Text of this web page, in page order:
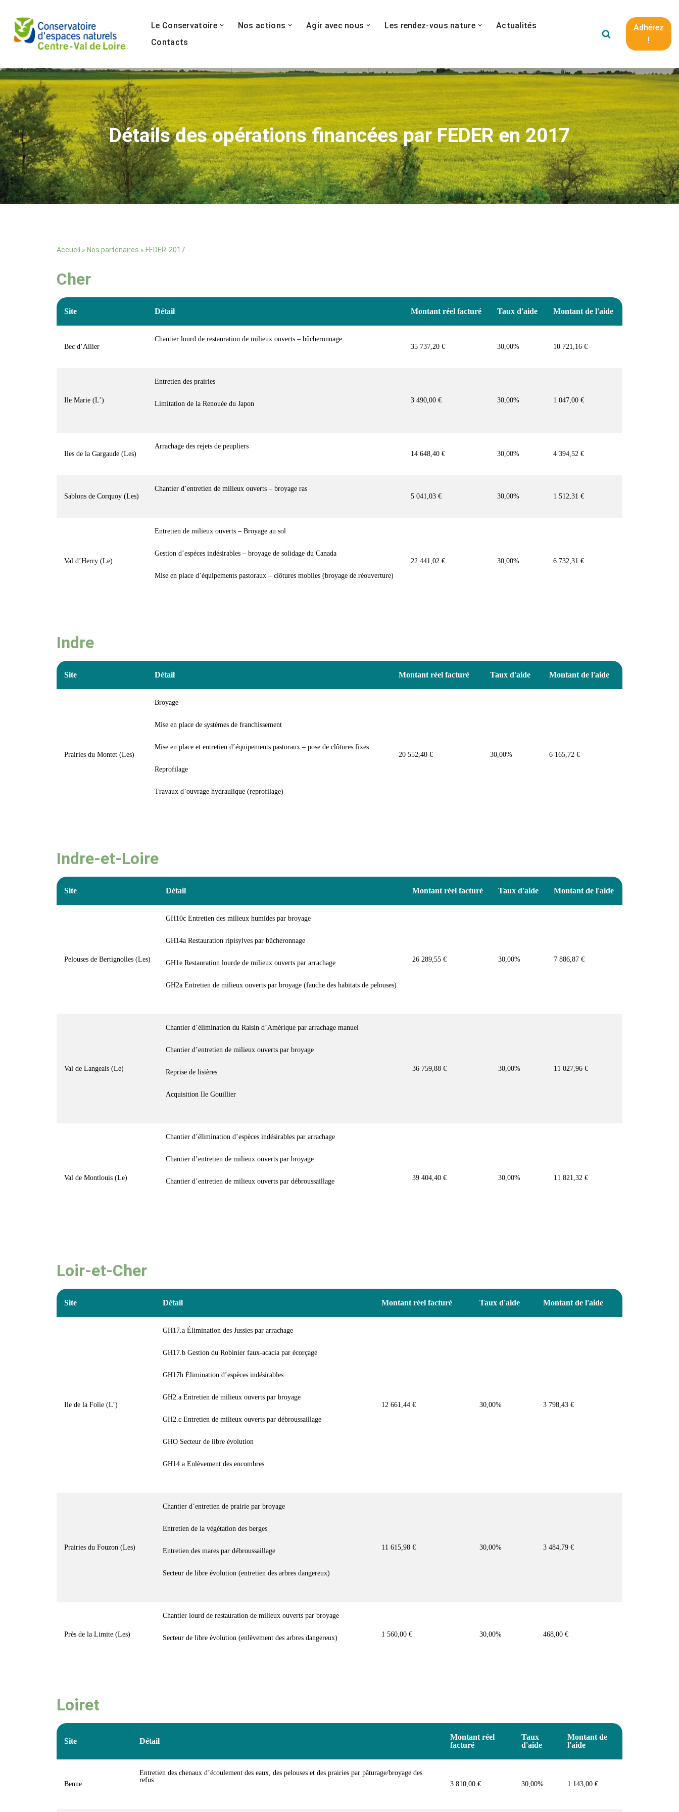
e
r
a
u
c
o
n
t
e
n
u
Le Conservatoire Nos actions Agir avec nous Les rendez-vous nature
Actualités
Contacts
Adhérez
!
Détails des opérations financées par FEDER en 2017
Accueil » Nos partenaires » FEDER-2017
Cher
Site Détail Montant réel facturé Taux d'aide Montant de l'aide
Bec d’Allier
Chantier lourd de restauration de milieux ouverts – bûcheronnage
35 737,20 €
30,00% 10 721,16 €
Ile Marie (L’)
Entretien des prairies
Limitation de la Renouée du Japon 3 490,00 € 30,00% 1 047,00 €
Iles de la Gargaude (Les)
Arrachage des rejets de peupliers
14 648,40 €
30,00% 4 394,52 €
Sablons de Corquoy (Les)
Chantier d’entretien de milieux ouverts – broyage ras
5 041,03 €
30,00% 1 512,31 €
Val d’Herry (Le)
Entretien de milieux ouverts – Broyage au sol
Gestion d’espèces indésirables – broyage de solidage du Canada
Mise en place d’équipements pastoraux – clôtures mobiles (broyage de réouverture)
22 441,02 € 30,00% 6 732,31 €
Indre
Site Détail Montant réel facturé Taux d'aide Montant de l'aide
Prairies du Montet (Les)
Broyage
Mise en place de systèmes de franchissement
Mise en place et entretien d’équipements pastoraux – pose de clôtures fixes
Reprofilage
Travaux d’ouvrage hydraulique (reprofilage)
20 552,40 € 30,00% 6 165,72 €
Indre-et-Loire
Site Détail Montant réel facturé Taux d'aide Montant de l'aide
Pelouses de Bertignolles (Les)
GH10c Entretien des milieux humides par broyage
GH14a Restauration ripisylves par bûcheronnage
GH1e Restauration lourde de milieux ouverts par arrachage
GH2a Entretien de milieux ouverts par broyage (fauche des habitats de pelouses)
26 289,55 € 30,00% 7 886,87 €
Val de Langeais (Le)
Chantier d’élimination du Raisin d’Amérique par arrachage manuel
Chantier d’entretien de milieux ouverts par broyage
Reprise de lisières
Acquisition Ile Gouillier
36 759,88 € 30,00% 11 027,96 €
Val de Montlouis (Le)
Chantier d’élimination d’espèces indésirables par arrachage
Chantier d’entretien de milieux ouverts par broyage
Chantier d’entretien de milieux ouverts par débroussaillage 39 404,40 € 30,00% 11 821,32 €
Loir-et-Cher
Site Détail Montant réel facturé Taux d'aide Montant de l'aide
Ile de la Folie (L’)
GH17.a Élimination des Jussies par arrachage
GH17.b Gestion du Robinier faux-acacia par écorçage
GH17h Élimination d’espèces indésirables
GH2.a Entretien de milieux ouverts par broyage
GH2.c Entretien de milieux ouverts par débroussaillage
GHO Secteur de libre évolution
GH14.a Enlèvement des encombres
12 661,44 € 30,00% 3 798,43 €
Prairies du Fouzon (Les)
Chantier d’entretien de prairie par broyage
Entretien de la végétation des berges
Entretien des mares par débroussaillage
Secteur de libre évolution (entretien des arbres dangereux)
11 615,98 € 30,00% 3 484,79 €
Près de la Limite (Les)
Chantier lourd de restauration de milieux ouverts par broyage
Secteur de libre évolution (enlèvement des arbres dangereux) 1 560,00 € 30,00% 468,00 €
Loiret
Site Détail
Montant réel
facturé
Taux
d'aide
Montant de
l'aide
Benne
Entretien des chenaux d’écoulement des eaux, des pelouses et des prairies par pâturage/broyage des
refus
3 810,00 € 30,00% 1 143,00 €